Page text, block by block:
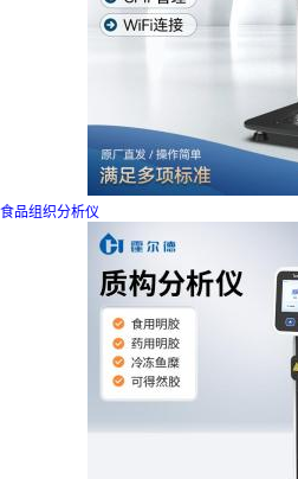
食品组织分析仪